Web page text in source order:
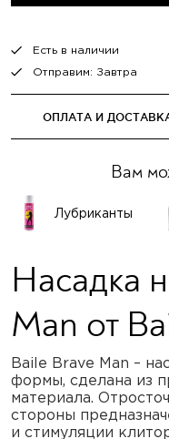
Есть в наличии
Отправим: Завтра
ОПЛАТА И
Вам
Лубриканты
Насадка
Man от
Baile Brave Man –
формы, сделана из
материала.
стороны
и стимуляции